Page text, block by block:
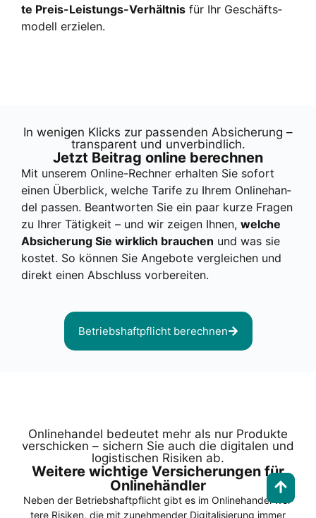
te Preis-Leis­tungs-Ver­hält­nis für Ihr Geschäfts­
mo­dell erzie­len.
In weni­gen Klicks zur pas­sen­den Absi­che­rung –
trans­pa­rent und unver­bind­lich.
Jetzt Bei­trag online berech­nen
Mit unse­rem Online-Rech­ner erhal­ten Sie sofort
einen Über­blick, wel­che Tari­fe zu Ihrem Online­han­
del pas­sen. Beant­wor­ten Sie ein paar kur­ze Fra­gen
zu Ihrer Tätig­keit – und wir zei­gen Ihnen, wel­che
Absi­che­rung Sie wirk­lich brau­chen und was sie
kos­tet. So kön­nen Sie Ange­bo­te ver­glei­chen und
direkt einen Abschluss vor­be­rei­ten.
Betriebs­haft­pflicht berech­nen
Online­han­del bedeu­tet mehr als nur Pro­duk­te
ver­schi­cken – sichern Sie auch die digi­ta­len und
logis­ti­schen Risi­ken ab.
Wei­te­re wich­ti­ge Ver­si­che­run­gen für
Online­händ­ler
Neben der Betriebs­haft­pflicht gibt es im Online­han­del wei­
te­re Risi­ken, die mit zuneh­men­der Digi­ta­li­sie­rung immer